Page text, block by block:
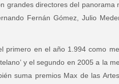
grandes directores del panorama
Fernán Gómez, Julio
primero en el año 1.994 como
y el segundo en 2005 a la
suma premios Max de las